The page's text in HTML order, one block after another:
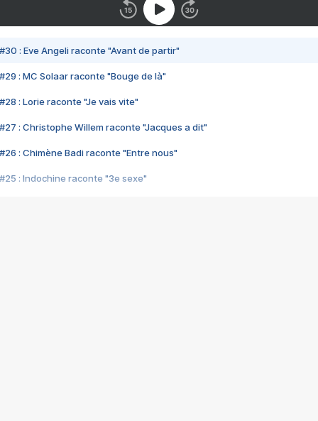
#30 : Eve Angeli raconte "Avant de partir"
#29 : MC Solaar raconte "Bouge de là"
#28 : Lorie raconte "Je vais vite"
#27 : Christophe Willem raconte "Jacques a dit"
#26 : Chimène Badi raconte "Entre nous"
#25 : Indochine raconte "3e sexe"